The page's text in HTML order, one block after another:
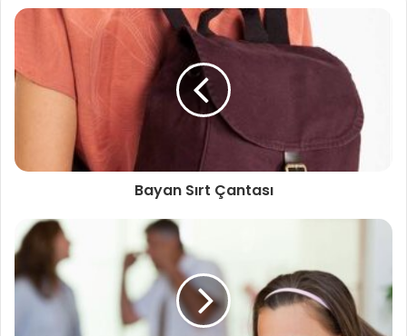
Bayan Sırt Çantası